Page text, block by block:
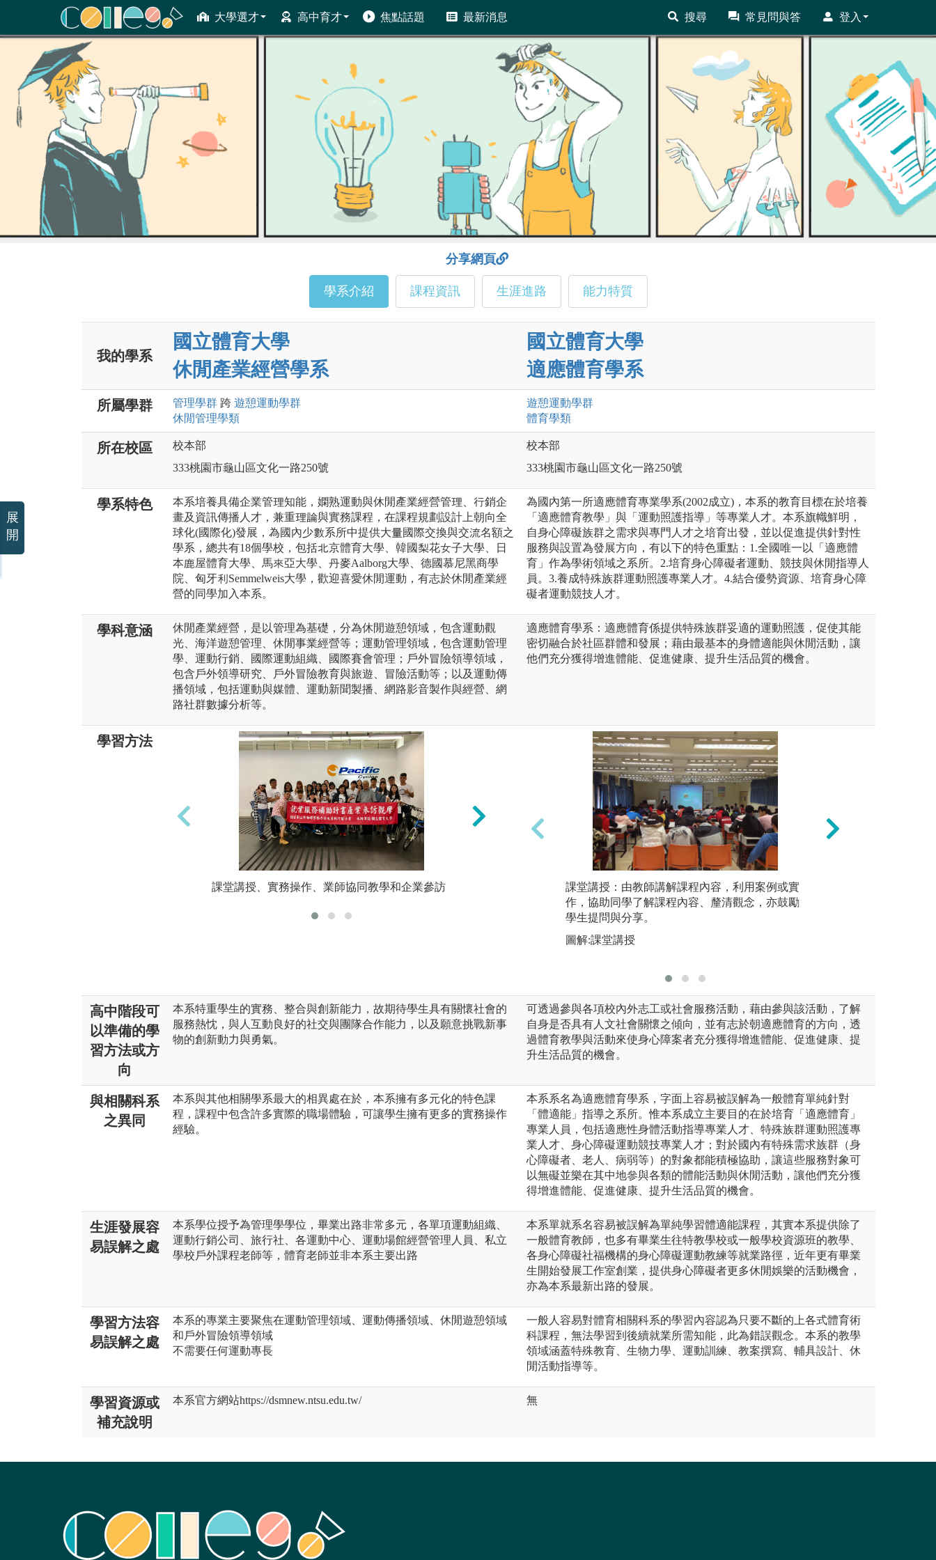
大學選才 高中育才 焦點話題 最新消息 搜尋 常見問與答 登入
ColleGo! 大學選才與高中育才輔助系統
分享網頁
學系介紹 課程資訊 生涯進路 能力特質
我的學系
國立體育大學
休閒產業經營學系
國立體育大學
適應體育學系
所屬學群 管理學群 跨 遊憩運動學群
休閒管理學類
遊憩運動學群
體育學類
所在校區
校本部
333桃園市龜山區文化一路250號
校本部
333桃園市龜山區文化一路250號
學系特色
本系培養具備企業管理知能，嫻熟運動與休閒產業經營管理、行銷企
畫及資訊傳播人才，兼重理論與實務課程，在課程規劃設計上朝向全
球化(國際化)發展，為國內少數系所中提供大量國際交換與交流名額之
學系，總共有18個學校，包括北京體育大學、韓國梨花女子大學、日
本鹿屋體育大學、馬來亞大學、丹麥Aalborg大學、德國慕尼黑商學
院、匈牙利Semmelweis大學，歡迎喜愛休閒運動，有志於休閒產業經
營的同學加入本系。
為國內第一所適應體育專業學系(2002成立)，本系的教育目標在於培養
「適應體育教學」與「運動照護指導」等專業人才。本系旗幟鮮明，
自身心障礙族群之需求與專門人才之培育出發，並以促進提供針對性
服務與設置為發展方向，有以下的特色重點：1.全國唯一以「適應體
育」作為學術領域之系所。2.培育身心障礙者運動、競技與休閒指導人
員。3.養成特殊族群運動照護專業人才。4.結合優勢資源、培育身心障
礙者運動競技人才。
學科意涵
休閒產業經營，是以管理為基礎，分為休閒遊憩領域，包含運動觀
光、海洋遊憩管理、休閒事業經營等；運動管理領域，包含運動管理
學、運動行銷、國際運動組織、國際賽會管理；戶外冒險領導領域，
包含戶外領導研究、戶外冒險教育與旅遊、冒險活動等；以及運動傳
播領域，包括運動與媒體、運動新聞製播、網路影音製作與經營、網
路社群數據分析等。
適應體育學系：適應體育係提供特殊族群妥適的運動照護，促使其能
密切融合於社區群體和發展；藉由最基本的身體適能與休閒活動，讓
他們充分獲得增進體能、促進健康、提升生活品質的機會。
學習方法
課堂講授、實務操作、業師協同教學和企業參訪
未上傳圖片
教師課堂講授課堂講授：由教師講解課程內容，利用案例或實
作，協助同學了解課程內容、釐清觀念，亦鼓勵
學生提問與分享。
圖解:課堂講授
高中階段可
以準備的學
習方法或方
向
本系特重學生的實務、整合與創新能力，故期待學生具有關懷社會的
服務熱忱，與人互動良好的社交與團隊合作能力，以及願意挑戰新事
物的創新動力與勇氣。
可透過參與各項校內外志工或社會服務活動，藉由參與該活動，了解
自身是否具有人文社會關懷之傾向，並有志於朝適應體育的方向，透
過體育教學與活動來使身心障案者充分獲得增進體能、促進健康、提
升生活品質的機會。
與相關科系
之異同
本系與其他相關學系最大的相異處在於，本系擁有多元化的特色課
程，課程中包含許多實際的職場體驗，可讓學生擁有更多的實務操作
經驗。
本系系名為適應體育學系，字面上容易被誤解為一般體育單純針對
「體適能」指導之系所。惟本系成立主要目的在於培育「適應體育」
專業人員，包括適應性身體活動指導專業人才、特殊族群運動照護專
業人才、身心障礙運動競技專業人才；對於國內有特殊需求族群（身
心障礙者、老人、病弱等）的對象都能積極協助，讓這些服務對象可
以無礙並樂在其中地參與各類的體能活動與休閒活動，讓他們充分獲
得增進體能、促進健康、提升生活品質的機會。
生涯發展容
易誤解之處
本系學位授予為管理學學位，畢業出路非常多元，各單項運動組織、
運動行銷公司、旅行社、各運動中心、運動場館經營管理人員、私立
學校戶外課程老師等，體育老師並非本系主要出路
本系單就系名容易被誤解為單純學習體適能課程，其實本系提供除了
一般體育教師，也多有畢業生往特教學校或一般學校資源班的教學、
各身心障礙社福機構的身心障礙運動教練等就業路徑，近年更有畢業
生開始發展工作室創業，提供身心障礙者更多休閒娛樂的活動機會，
亦為本系最新出路的發展。
學習方法容
易誤解之處
本系的專業主要聚焦在運動管理領域、運動傳播領域、休閒遊憩領域
和戶外冒險領導領域
不需要任何運動專長
一般人容易對體育相關科系的學習內容認為只要不斷的上各式體育術
科課程，無法學習到後續就業所需知能，此為錯誤觀念。本系的教學
領域涵蓋特殊教育、生物力學、運動訓練、教案撰寫、輔具設計、休
閒活動指導等。
學習資源或
補充說明
本系官方網站https://dsmnew.ntsu.edu.tw/ 無
展
開